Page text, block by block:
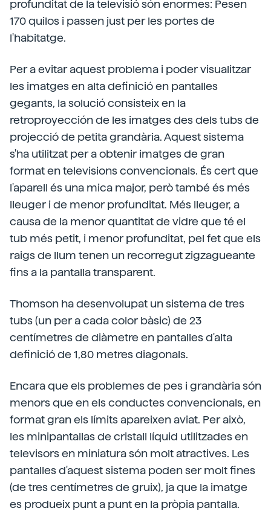
profunditat de la televisió són enormes: Pesen
170 quilos i passen just per les portes de
l'habitatge.
Per a evitar aquest problema i poder visualitzar
les imatges en alta definició en pantalles
gegants, la solució consisteix en la
retroproyección de les imatges des dels tubs de
projecció de petita grandària. Aquest sistema
s'ha utilitzat per a obtenir imatges de gran
format en televisions convencionals. És cert que
l'aparell és una mica major, però també és més
lleuger i de menor profunditat. Més lleuger, a
causa de la menor quantitat de vidre que té el
tub més petit, i menor profunditat, pel fet que els
raigs de llum tenen un recorregut zigzagueante
fins a la pantalla transparent.
Thomson ha desenvolupat un sistema de tres
tubs (un per a cada color bàsic) de 23
centímetres de diàmetre en pantalles d'alta
definició de 1,80 metres diagonals.
Encara que els problemes de pes i grandària són
menors que en els conductes convencionals, en
format gran els límits apareixen aviat. Per això,
les minipantallas de cristall líquid utilitzades en
televisors en miniatura són molt atractives. Les
pantalles d'aquest sistema poden ser molt fines
(de tres centímetres de gruix), ja que la imatge
es produeix punt a punt en la pròpia pantalla.